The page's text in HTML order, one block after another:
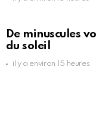
De minuscules
du soleil
il y a environ 15 heures